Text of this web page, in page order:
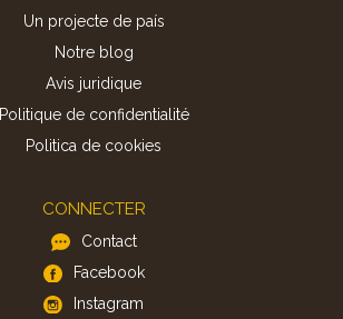
Un projecte de país
Notre blog
Avis juridique
Politique de confidentialité
Politica de cookies
CONNECTER
Contact
Facebook
Instagram